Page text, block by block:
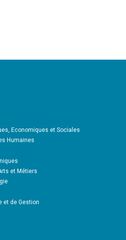
Economiques et Sociales
Humaines
et Métiers
et de Gestion